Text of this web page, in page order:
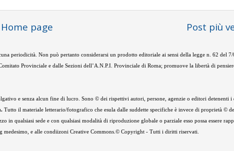
Post più
Home page
periodicità. Non può pertanto considerarsi un prodotto editoriale ai sensi della legge n. 62 del
Provinciale e dalle Sezioni dell’A.N.P.I. Provinciale di Roma; promuove la libertà di
e senza alcun fine di lucro. Sono © dei rispettivi autori, persone, agenzie o editori detenenti
. Tutto il materiale letterario/fotografico che esula dalle suddette specifiche è invece di proprietà ©
in qualsiasi sede e con qualsiasi modalità di riproduzione globale o parziale esso possa essere
medesimo, e alle condiizoni Creative Commons.© Copyright - Tutti i diritti riservati.